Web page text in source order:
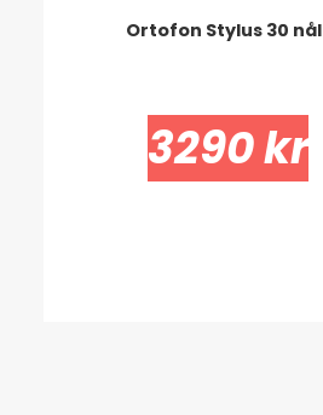
Ortofon Stylus 30 nål
3290 kr